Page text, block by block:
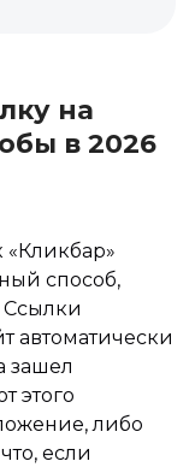
на
в 2026
«Кликбар»
способ,
Ссылки
автоматически
зашел
этого
либо
если